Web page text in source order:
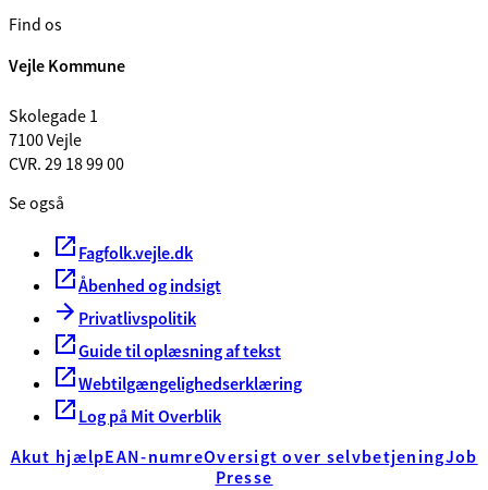
Find os
Vejle Kommune
Skolegade 1
7100 Vejle
CVR. 29 18 99 00
Se også
Fagfolk.vejle.dk
Åbenhed og indsigt
Privatlivspolitik
Guide til oplæsning af tekst
Webtilgængelighedserklæring
Log på Mit Overblik
Akut hjælpEAN-numreOversigt over selvbetjeningJob
Presse